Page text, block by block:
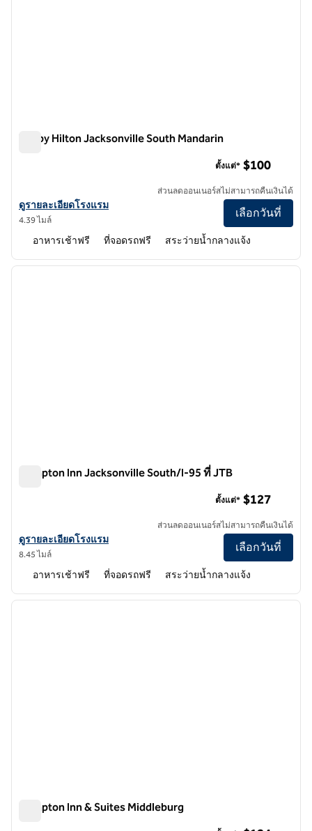
Tru by Hilton Jacksonville South Mandarin
ดูรายละเอียดโรงแรมสําหรับ Tru by Hilton Jacksonville South
ดูรายละเอียดโรงแรม
4.39 ไมล์
ตั้งแต่* $100
ส่วนลดออนเนอร์สไม่สามารถคืนเงินได้
เลือกวันที่
อาหารเช้าฟรี ที่จอดรถฟรี สระว่ายน้ำกลางแจ้ง
1 จาก 12
ภาพถั
Hampton Inn Jacksonville South/I-95 ที่ JTB
ดูรายละเอียดโรงแรมสําหรับ Hampton Inn Jacksonville South/I-95 ที่
ดูรายละเอียดโรงแรม
8.45 ไมล์
ตั้งแต่* $127
ส่วนลดออนเนอร์สไม่สามารถคืนเงินได้
เลือกวันที่
อาหารเช้าฟรี ที่จอดรถฟรี สระว่ายน้ำกลางแจ้ง
1 จาก 12
ภาพถั
Hampton Inn & Suites Middleburg